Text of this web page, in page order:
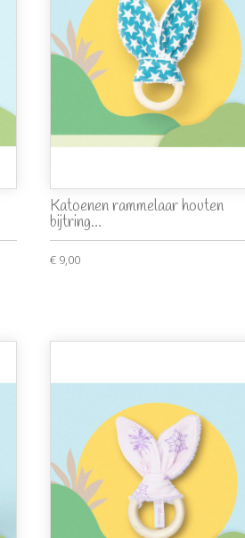
Katoenen rammelaar houten
bijtring...
€ 9,00